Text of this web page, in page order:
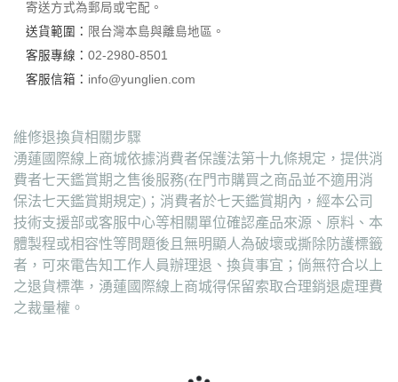
寄送方式為郵局或宅配。
送貨範圍： 限台灣本島與離島地區。
客服專線： 02-2980-8501
客服信箱： info@yunglien.com
維修退換貨相關步驟
湧蓮國際線上商城依據消費者保護法第十九條規定，提供消
費者七天鑑賞期之售後服務(在門市購買之商品並不適用消
保法七天鑑賞期規定)；消費者於七天鑑賞期內，經本公司
技術支援部或客服中心等相關單位確認產品來源、原料、本
體製程或相容性等問題後且無明顯人為破壞或撕除防護標籤
者，可來電告知工作人員辦理退、換貨事宜；倘無符合以上
之退貨標準，湧蓮國際線上商城得保留索取合理銷退處理費
之裁量權。